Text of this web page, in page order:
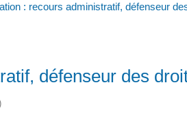
: recours administratif, défenseur
défenseur des